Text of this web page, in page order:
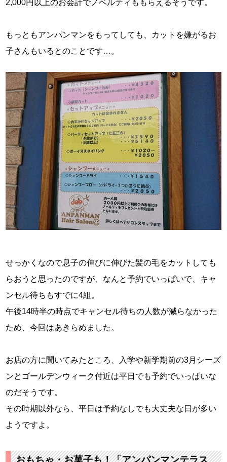
2,000円以上のお会計でノベルティももらえるそうです。
もっともアンパンマンをもってしても、カットを嫌がるお
子さんもいるとのことです…。
せっかくなので息子の伸びに伸びた髪の毛をカットしても
らおうと思ったのですが、なんと予約でいっぱいで、キャ
ンセル待ちもすでに4組。
午後14時半の時点でキャンセル待ちの人数が減らなかった
ため、今回はあきらめました。
お店の方に聞いてみたところ、入学や新学期前の3月シーズ
ンとゴールデンウィーク付近は平日でも予約でいっぱいな
のだそうです。
その時期以外なら、平日は予約なしでも大丈夫な日が多い
ようですよ。
おもちゃ・お菓子も！「アンパンマンテラス